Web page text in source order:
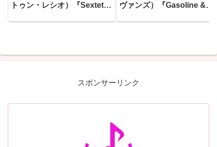
トゥン・レシオ）『Sextet』
生んだ最も「踊れる」傑作に
バム」と今なお称賛され続け
る、1982年最大の隠れた傑
ヴァンズ）『Gasoline &
リット・ロカビリーの帝王
た2018年最高のネオロカビ
リー盤がここにあります
スポンサーリンク